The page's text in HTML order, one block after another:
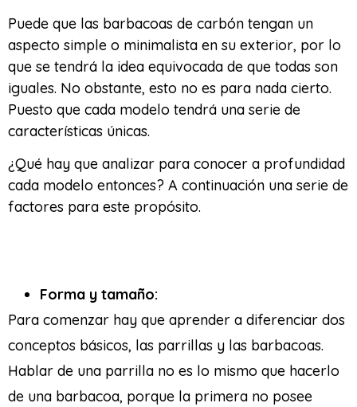
Puede que las barbacoas de carbón tengan un
aspecto simple o minimalista en su exterior, por lo
que se tendrá la idea equivocada de que todas son
iguales. No obstante, esto no es para nada cierto.
Puesto que cada modelo tendrá una serie de
características únicas.
¿Qué hay que analizar para conocer a profundidad
cada modelo entonces? A continuación una serie de
factores para este propósito.
Forma y tamaño:
Para comenzar hay que aprender a diferenciar dos
conceptos básicos, las parrillas y las barbacoas.
Hablar de una parrilla no es lo mismo que hacerlo
de una barbacoa, porque la primera no posee